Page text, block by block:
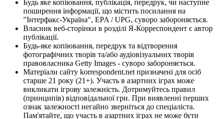
Будь яке копіювання, публікація, передрук, чи наступне
поширення інформації, що містить посилання на
"Інтерфакс-Україна", EPA / UPG, суворо забороняється.
Власник веб-сторінки в розділі Я-Корреспондент є автор
публікації.
Будь-яке копіювання, передрук та відтворення
фотографічних творів та/або аудіовізуальних творів
правовласника Getty Images - суворо забороняється.
Матеріали сайту korrespondent.net призначені для осіб
старше 21 року (21+). Участь в азартних іграх може
викликати ігрову залежність. Дотримуйтесь правил
(принципів) відповідальної гри. При виявленні перших
ознак залежності негайно зверніться до спеціаліста.
Пам'ятайте, що участь в азартних іграх не може бути